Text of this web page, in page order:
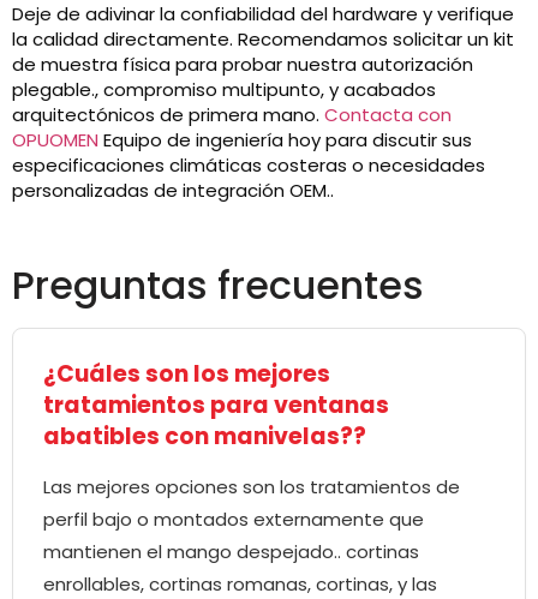
Deje de adivinar la confiabilidad del hardware y verifique
la calidad directamente. Recomendamos solicitar un kit
de muestra física para probar nuestra autorización
plegable., compromiso multipunto, y acabados
arquitectónicos de primera mano. Contacta con
OPUOMEN Equipo de ingeniería hoy para discutir sus
especificaciones climáticas costeras o necesidades
personalizadas de integración OEM..
Preguntas frecuentes
¿Cuáles son los mejores
tratamientos para ventanas
abatibles con manivelas??
Las mejores opciones son los tratamientos de
perfil bajo o montados externamente que
mantienen el mango despejado.. cortinas
enrollables, cortinas romanas, cortinas, y las